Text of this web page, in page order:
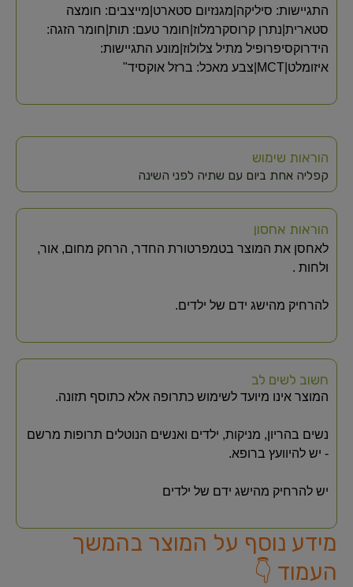
התגיישות: סיליקה|מגנזיום סטארט|מייצבים: חומצה
סטארית|נתרן קרוסקרמלוז|חומר טעם: תות|חומר הזגה:
הידרוקסיפרופיל מתיל צלולוז|מונע התגיישות:
איזומלט|MCT|צבע מאכל: ברזל אוקסיד"
הוראות שימוש
קפליה אחת ביום עם שתיה לפני השינה
הוראות אחסון
לאחסן את המוצר בטמפרטורת החדר, הרחק מחום, אור,
ולחות .
להרחיק מהישג ידם של ילדים.
חשוב לשים לב
המוצר אינו מיועד לשימוש כתרופה אלא כתוסף תזונה.
נשים בהריון, מניקות, ילדים ואנשים הנוטלים תרופות מרשם
- יש להיוועץ ברופא.
יש להרחיק מהישג ידם של ילדים
מידע נוסף על המוצר בהמשך
העמוד 👇